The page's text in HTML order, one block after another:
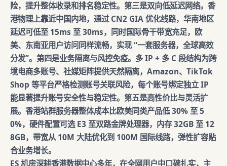
险，提升整体收录和排名稳定性。第三是双向低延迟网络。香
港物理上靠近中国内地，通过 CN2 GIA 优化线路，华南地区
延迟可低至 15ms 至 30ms，同时国际骨干带宽充足，欧
美、东南亚用户访问同样流畅，实现 “一套服务器，全球高效
分发”。第四是业务隔离与风控免疫。多 IP + 多 C 段结构为跨
境电商多账号、社媒矩阵提供天然隔离，Amazon、TikTok
Shop 等平台严格检测账号关联风险，每个账号绑定独立 IP
能显著提升账号安全性与稳定性。第五是高性价比与灵活扩
展。香港站群服务器整体成本比欧美同类产品低 30% 至 5
0%，硬件配置可选 E3 至双路金牌处理器，内存 32GB 至 12
8GB，带宽从 10M 大陆优化到 100M 国际线路，弹性扩容贴
合业务增长。
ES 机房深耕香港数据中心多年，在全网用户中口碑扎实，主